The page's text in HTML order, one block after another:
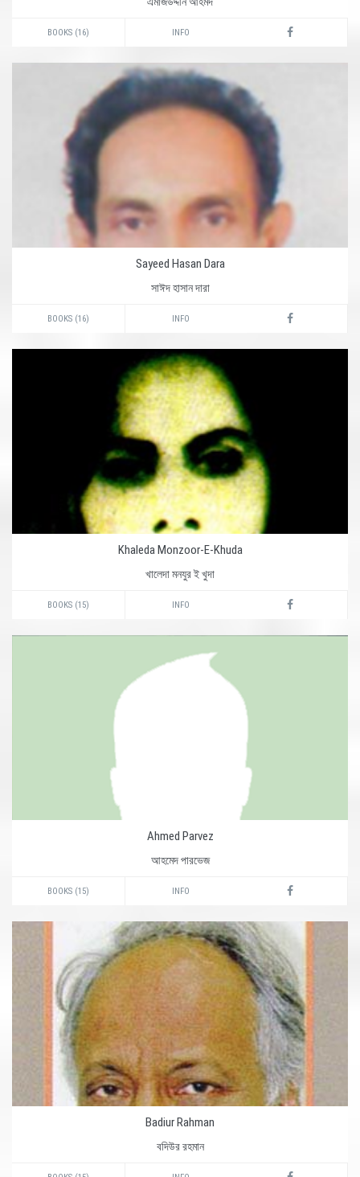
BOOKS (16) INFO
Sayeed Hasan Dara
সাঈদ হাসান দারা
BOOKS (16) INFO
Khaleda Monzoor-E-Khuda
খালেদা মনযুর ই খুদা
BOOKS (15) INFO
Ahmed Parvez
আহমেদ পারভেজ
BOOKS (15) INFO
Badiur Rahman
বদিউর রহমান